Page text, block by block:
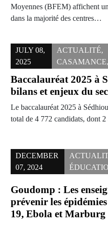
Moyennes (BFEM) affichent
dans la majorité des centres…
JULY 08,
2025
ACTUALITÉ,
CASAMANCE
Baccalauréat 2025 à
bilans et enjeux du
Le baccalauréat 2025 à
total de 4 772 candidats, dont
DECEMBER
07, 2024
Goudomp : Les
prévenir les
19, Ebola et Marburg